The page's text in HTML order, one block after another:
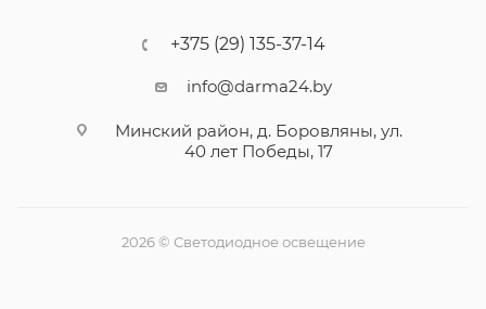
+375 (29) 135-37-14
info@darma24.by
Минский район, д. Боровляны, ул.
40 лет Победы, 17
2026 © Светодиодное освещение